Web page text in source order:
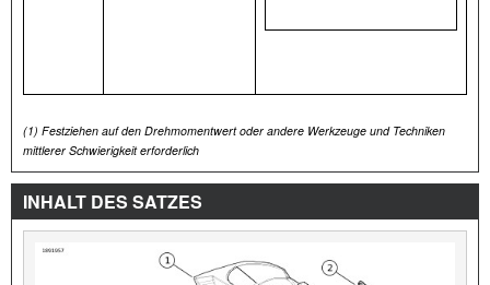
(1) Festziehen auf den Drehmomentwert oder andere Werkzeuge und Techniken
mittlerer Schwierigkeit erforderlich
INHALT DES SATZES